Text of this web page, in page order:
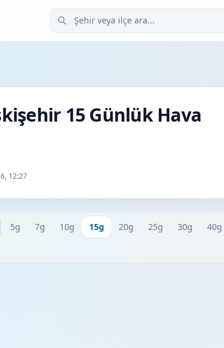
Şehir veya ilçe ara
15 Günlük Hava
12:27
5g 7g 10g 15g 20g 25g 30g 40g